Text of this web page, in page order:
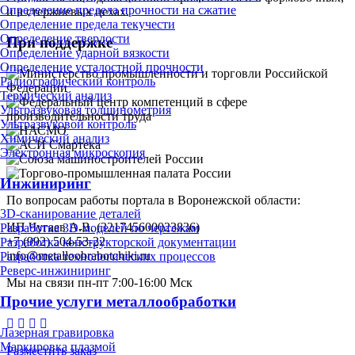
Определение предела прочности на сжатие
Определение предела текучести
Определение твердости
Определение ударной вязкости
Определение усталостной прочности
Радиографический контроль
Термический анализ
Ультразвуковая толщинометрия
Ультразвуковой контроль
Химический анализ
Электронная микроскопия
Инжиниринг
3D-сканирование деталей
Разработка 3D-моделей по чертежам
Разработка конструкторской документации
Разработка технологических процессов
Реверс-инжиниринг
Прочие услуги металлообработки
Лазерная гравировка
Маркировка плазмой
и в стержневых цехах.
При поддержке
По вопросам работы портала в Воронежской области:
ИП Чугаев А.В. (321745600023836)
+7 (992) 504-53-22
info@metalloobrabotchiki.ru
Мы на связи пн-пт 7:00-16:00 Мск
Разместить заказ